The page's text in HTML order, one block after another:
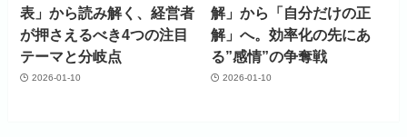
表」から読み解く、経営者
が押さえるべき4つの注目
テーマと分岐点
2026-01-10
解」から「自分だけの正
解」へ。効率化の先にあ
る”感情”の争奪戦
2026-01-10